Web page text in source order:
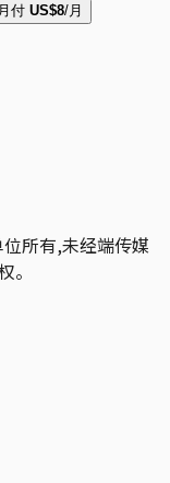
月付 US$8/月
所有,未经端传媒
。